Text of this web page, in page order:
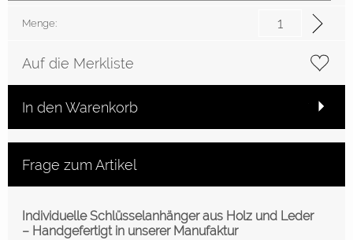
Menge:
Auf die Merkliste
In den Warenkorb
Frage zum Artikel
Individuelle Schlüsselanhänger aus Holz und Leder
– Handgefertigt in unserer Manufaktur